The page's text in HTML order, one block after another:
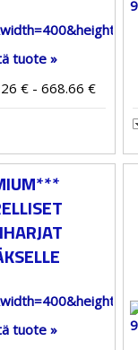
tuote »
€ - 668.66 €
tuote »